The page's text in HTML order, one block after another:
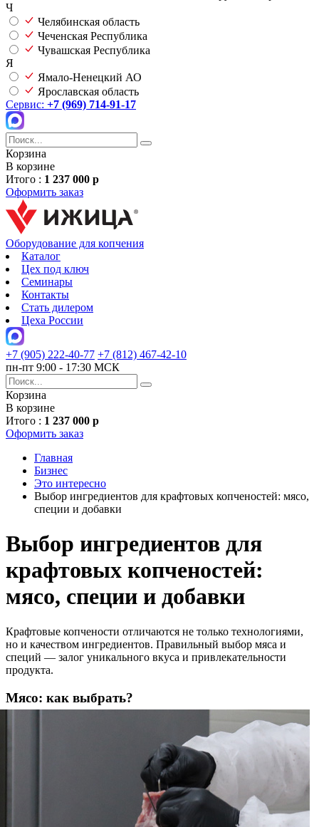
Ч
Челябинская область
Чеченская Республика
Чувашская Республика
Я
Ямало-Ненецкий АО
Ярославская область
Сервис: +7 (969) 714-91-17
Корзина
В корзине
Итого : 1 237 000 р
Оформить заказ
Оборудование для копчения
Каталог
Цех под ключ
Семинары
Контакты
Стать дилером
Цеха России
+7 (905) 222-40-77 +7 (812) 467-42-10
пн-пт 9:00 - 17:30 МСК
Корзина
В корзине
Итого : 1 237 000 р
Оформить заказ
Главная
Бизнес
Это интересно
Выбор ингредиентов для крафтовых копченостей: мясо,
специи и добавки
Выбор ингредиентов для
крафтовых копченостей:
мясо, специи и добавки
Крафтовые копчености отличаются не только технологиями,
но и качеством ингредиентов. Правильный выбор мяса и
специй — залог уникального вкуса и привлекательности
продукта.
Мясо: как выбрать?